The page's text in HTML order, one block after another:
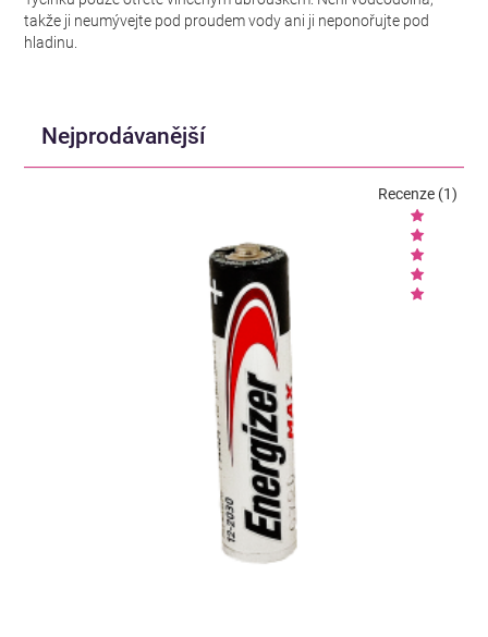
takže ji neumývejte pod proudem vody ani ji neponořujte pod
hladinu.
Nejprodávanější
Recenze (1)